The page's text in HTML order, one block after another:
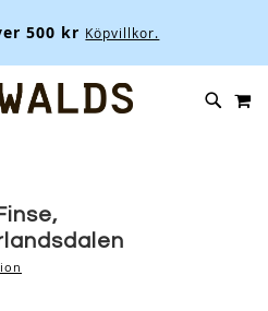
500 kr Köpvillkor.
SKIP